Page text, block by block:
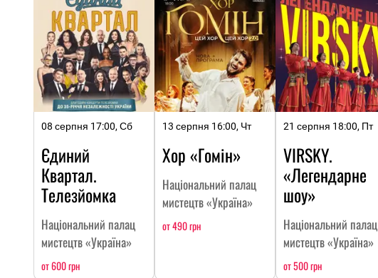
08 серпня 17:00, Сб
Єдиний
Квартал.
Телезйомка
Національний палац
мистецтв «Україна»
от 600 грн
13 серпня 16:00, Чт
Хор «Гомін»
Національний палац
мистецтв «Україна»
от 490 грн
21 серпня 18:00, Пт
VIRSKY.
«Легендарне
шоу»
Національний палац
мистецтв «Україна»
от 500 грн